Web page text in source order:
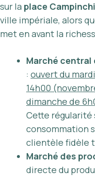
sur la place Campinchi
ville impériale, alors
met en avant la
Marché central
: ouvert du
14h00
dimanche de
Cette régularité
consommation
clientèle fidèle
Marché des
directe du